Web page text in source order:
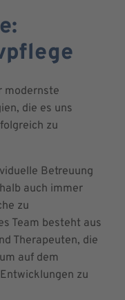
modernste
die es uns
zu
Betreuung
auch immer
zu
Team besteht aus
Therapeuten, die
auf dem
zu